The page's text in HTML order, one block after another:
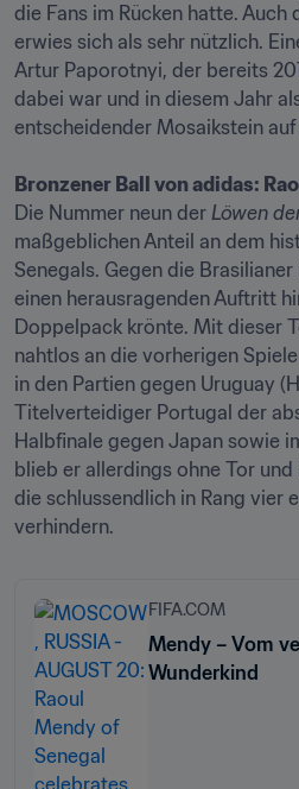
die Fans im Rücken hatte. Auch
erwies sich als sehr nützlich.
Artur Paporotnyi, der bereits
dabei war und in diesem Jahr
entscheidender Mosaikstein
Die Nummer neun der Löwen
maßgeblichen Anteil an dem
Senegals. Gegen die
einen herausragenden Auftritt
Doppelpack krönte. Mit dieser
nahtlos an die vorherigen
in den Partien gegen Uruguay
Titelverteidiger Portugal der
Halbfinale gegen Japan sowie
blieb er allerdings ohne Tor
die schlussendlich in Rang vier
verhindern.
FIFA.COM
Mendy – Vom
Wunderkind